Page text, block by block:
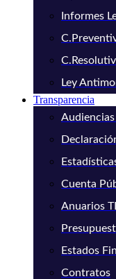
Informes
Ley
Transparencia
Cuenta
Anuarios
Estados
Contratos